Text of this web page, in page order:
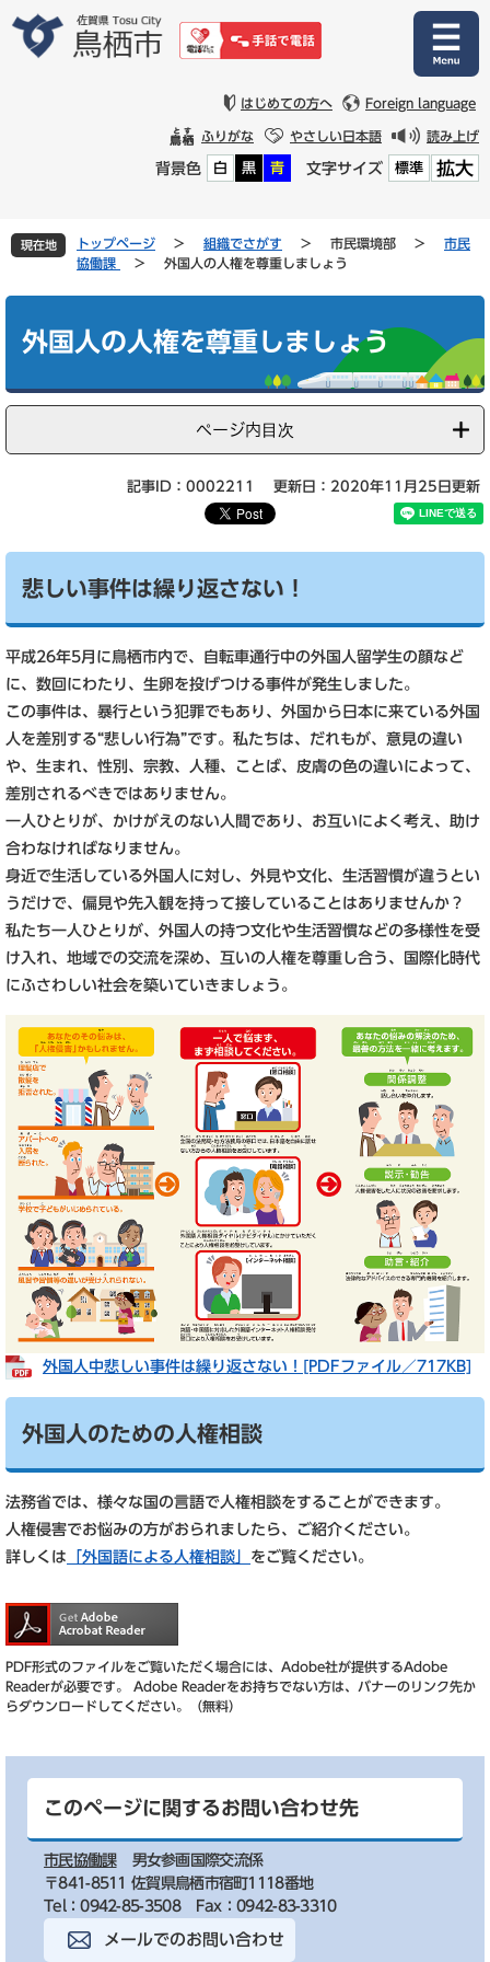
文
はじめての方へ Foreign language
ふりがな やさしい日本語 読み上げ
背景色 白 黒 青 文字サイズ 標準 拡大
現在地 トップページ > 組織でさがす > 市民環境部 >
市民
協働課
> 外国人の人権を尊重しましょう
外国人の人権を尊重しましょう
ページ内目次
記事ID：0002211 更新日：2020年11月25日更新
悲しい事件は繰り返さない！
平成26年5月に鳥栖市内で、自転車通行中の外国人留学生の顔など
に、数回にわたり、生卵を投げつける事件が発生しました。
この事件は、暴行という犯罪でもあり、外国から日本に来ている外国
人を差別する“悲しい行為”です。私たちは、だれもが、意見の違い
や、生まれ、性別、宗教、人種、ことば、皮膚の色の違いによって、
差別されるべきではありません。
一人ひとりが、かけがえのない人間であり、お互いによく考え、助け
合わなければなりません。
身近で生活している外国人に対し、外見や文化、生活習慣が違うとい
うだけで、偏見や先入観を持って接していることはありませんか？
私たち一人ひとりが、外国人の持つ文化や生活習慣などの多様性を受
け入れ、地域での交流を深め、互いの人権を尊重し合う、国際化時代
にふさわしい社会を築いていきましょう。
外国人中悲しい事件は繰り返さない！​[PDFファイル／717KB]
外国人のための人権相談
法務省では、様々な国の言語で人権相談をすることができます。
人権侵害でお悩みの方がおられましたら、ご紹介ください。
詳しくは 「外国語による人権相談」 をご覧ください。
PDF形式のファイルをご覧いただく場合には、Adobe社が提供するAdobe
Readerが必要です。
Adobe Readerをお持ちでない方は、バナーのリンク先か
らダウンロードしてください。（無料）
このページに関するお問い合わせ先
市民協働課
男女参画国際交流係
〒841-8511 佐賀県鳥栖市宿町1118番地
Tel：0942-85-3508
Fax：0942-83-3310
メールでのお問い合わせ